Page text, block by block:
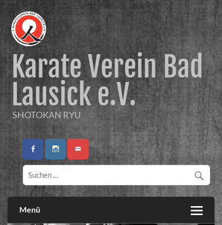
Karate Verein Bad
Lausick e.V.
SHOTOKAN RYU
Menü